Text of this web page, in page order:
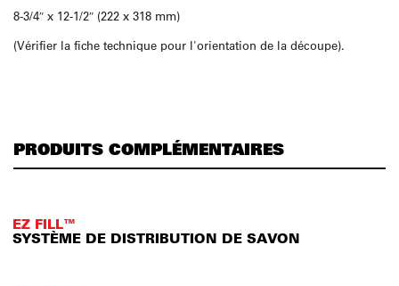
8-3/4″ x 12-1/2″ (222 x 318 mm)
(Vérifier la fiche technique pour l'orientation de la découpe).
PRODUITS COMPLÉMENTAIRES
EZ FILL™
SYSTÈME DE DISTRIBUTION DE SAVON